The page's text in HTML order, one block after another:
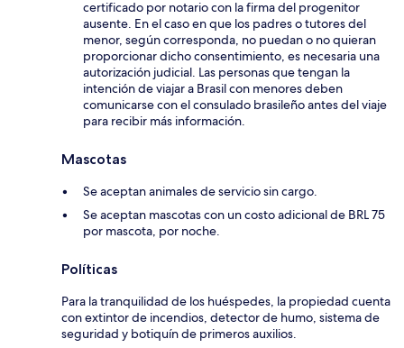
certificado por notario con la firma del progenitor
ausente. En el caso en que los padres o tutores del
menor, según corresponda, no puedan o no quieran
proporcionar dicho consentimiento, es necesaria una
autorización judicial. Las personas que tengan la
intención de viajar a Brasil con menores deben
comunicarse con el consulado brasileño antes del viaje
para recibir más información.
Mascotas
Se aceptan animales de servicio sin cargo.
Se aceptan mascotas con un costo adicional de BRL 75
por mascota, por noche.
Políticas
Para la tranquilidad de los huéspedes, la propiedad cuenta
con extintor de incendios, detector de humo, sistema de
seguridad y botiquín de primeros auxilios.